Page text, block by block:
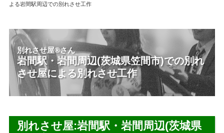
よる岩間駅周辺での別れさせ工作
別れさせ屋®さん
岩間駅・岩間周辺(茨城県笠間市)での別れ
させ屋による別れさせ工作
別れさせ屋:岩間駅・岩間周辺(茨城県